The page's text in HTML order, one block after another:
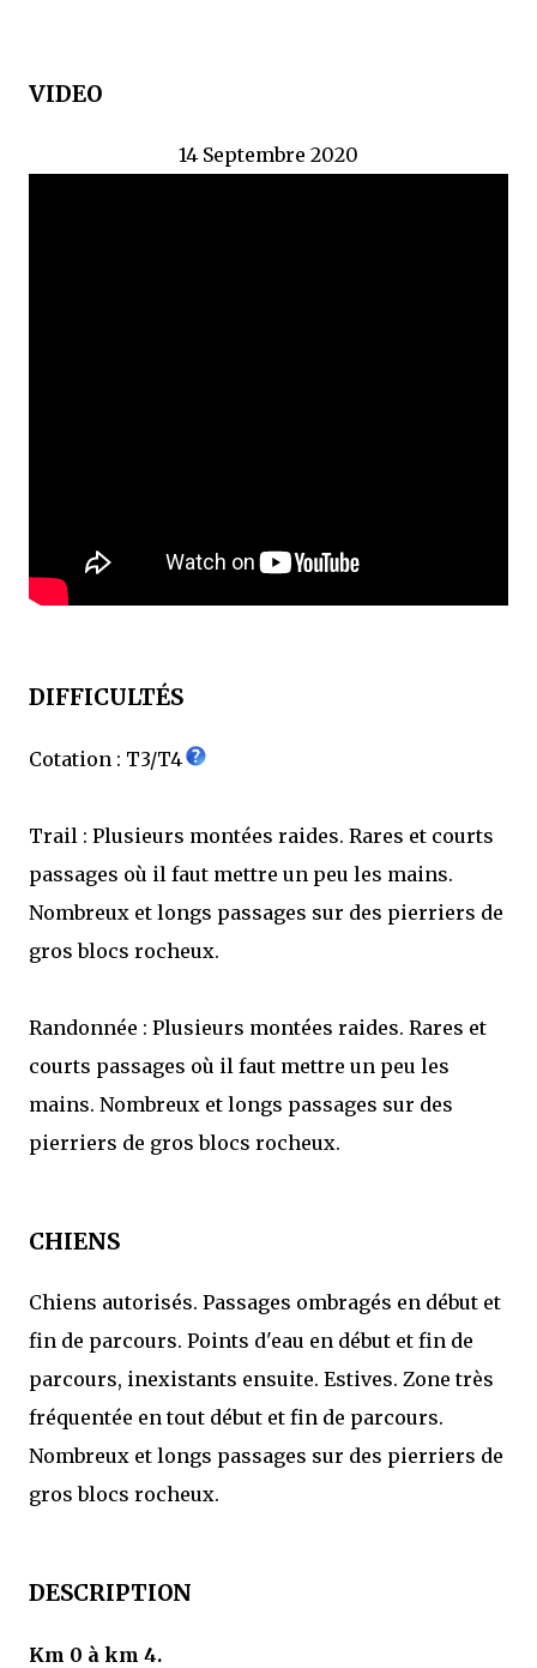
VIDEO
14 Septembre 2020
DIFFICULTÉS
Cotation : T3/T4
Trail : Plusieurs montées raides. Rares et courts
passages où il faut mettre un peu les mains.
Nombreux et longs passages sur des pierriers de
gros blocs rocheux.
Randonnée : Plusieurs montées raides. Rares et
courts passages où il faut mettre un peu les
mains. Nombreux et longs passages sur des
pierriers de gros blocs rocheux.
CHIENS
Chiens autorisés. Passages ombragés en début et
fin de parcours. Points d'eau en début et fin de
parcours, inexistants ensuite. Estives. Zone très
fréquentée en tout début et fin de parcours.
Nombreux et longs passages sur des pierriers de
gros blocs rocheux.
DESCRIPTION
Km 0 à km 4.